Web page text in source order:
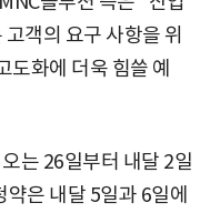
객의 요구 사항을 위
도화에 더욱 힘쓸 예
는 26일부터 내달 2일
은 내달 5일과 6일에